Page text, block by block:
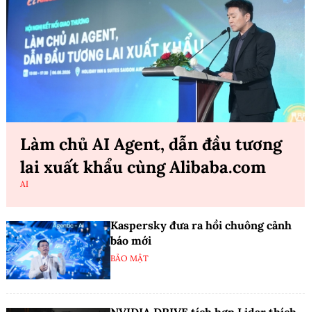
Làm chủ AI Agent, dẫn đầu tương
lai xuất khẩu cùng Alibaba.com
AI
Kaspersky đưa ra hồi chuông cảnh
báo mới
BẢO MẬT